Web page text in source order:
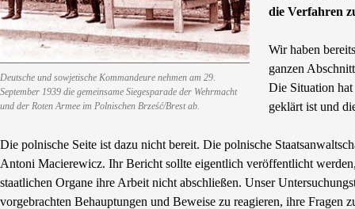
Deutsche und sowjetische Kommandeure nehmen am 29.
September 1939 die gemeinsame Siegesparade der Wehrmacht
und der Roten Armee im Polnischen Brześć/Brest ab.
die Verfahren
Wir haben
ganzen
Die Situation hat
geklärt ist und
Die polnische Seite ist dazu nicht bereit. Die polnische
Antoni Macierewicz. Ihr Bericht sollte eigentlich veröffentlicht
staatlichen Organe ihre Arbeit nicht abschließen. Unser
vorgebrachten Behauptungen und Beweise zu reagieren, ihre